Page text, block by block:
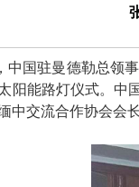
中国驻曼德勒总领
阳能路灯仪式。中
中交流合作协会会